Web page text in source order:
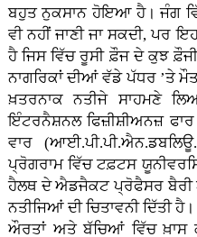
ਬਹੁਤ ਨੁਕਸਾਨ ਹੋਇਆ ਹੈ। ਜੰਗ
ਵੀ ਨਹੀਂ ਜਾਣੀ ਜਾ ਸਕਦੀ, ਪਰ
ਹੈ ਜਿਸ ਵਿੱਚ ਰੂਸੀ ਫ਼ੌਜ ਦੇ ਕੁਝ
ਨਾਗਰਿਕਾਂ ਦੀਆਂ ਵੱਡੇ ਪੱਧਰ ’ਤੇ
ਖ਼ਤਰਨਾਕ ਨਤੀਜੇ ਸਾਹਮਣੇ
ਇੰਟਰਨੈਸ਼ਨਲ ਫਿਜ਼ੀਸ਼ੀਅਨਜ਼
ਵਾਰ
ਪ੍ਰੋਗਰਾਮ ਵਿੱਚ ਟਫ਼ਟਸ
ਹੈਲਥ ਦੇ ਐਡਜੈਕਟ ਪ੍ਰੋਫੈਸਰ ਬੈਰੀ
ਨਤੀਜਿਆਂ ਦੀ ਚਿਤਾਵਨੀ ਦਿੱਤੀ
ਔਰਤਾਂ ਅਤੇ ਬੱਚਿਆਂ ਵਿੱਚ ਖ਼ਾਸ